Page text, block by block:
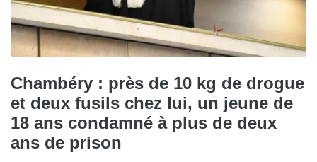
Chambéry : près de 10 kg de drogue
et deux fusils chez lui, un jeune de
18 ans condamné à plus de deux
ans de prison